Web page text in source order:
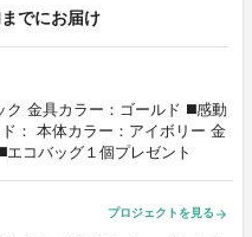
でにお届け
ク 金具カラー：ゴールド ◼️感動
： 本体カラー：アイボリー 金
コバッグ１個プレゼント
プロジェクトを見る arrow_forward